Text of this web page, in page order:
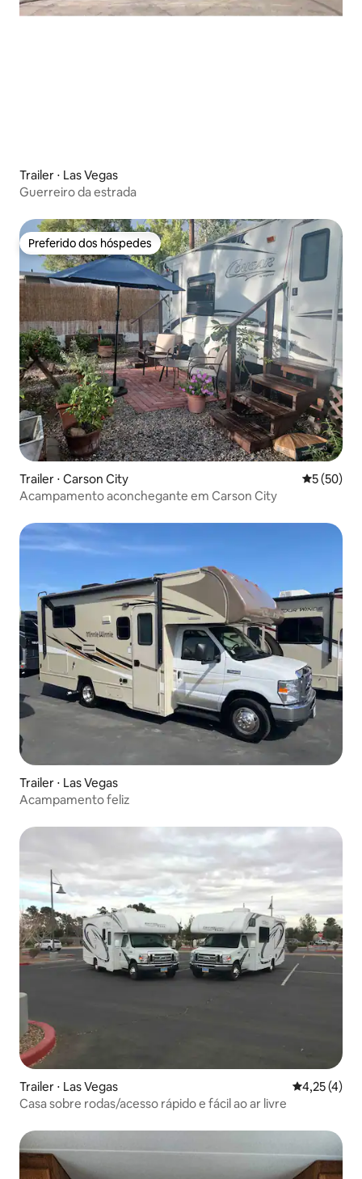
Trailer ⋅ Las Vegas
Guerreiro da estrada
Preferido dos hóspedes
Preferido dos hóspedes
Trailer ⋅ Carson City 5 de uma
5 (50)
Acampamento aconchegante em Carson City
Trailer ⋅ Las Vegas
Acampamento feliz
Trailer ⋅ Las Vegas 4,25 de
4,25 (4)
Casa sobre rodas/acesso rápido e fácil ao ar livre